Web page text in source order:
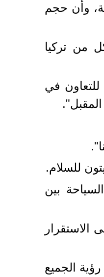
وأن حجم
عن شكره لكل من تركيا
في
للسلام.
بين
الاستقرار
الجميع